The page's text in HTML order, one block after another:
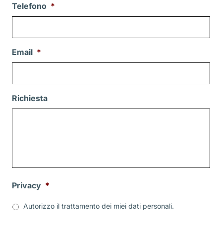
Telefono *
Email *
Richiesta
Privacy *
Autorizzo il trattamento dei miei dati personali.